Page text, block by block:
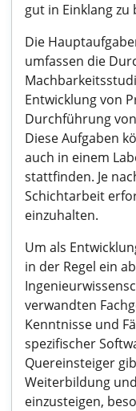
gut in Einklang zu
Die
umfassen die
Entwicklung von
Durchführung
Diese Aufgaben
auch in einem
stattfinden. Je
Schichtarbeit
einzuhalten.
Um als
in der Regel ein
verwandten
Kenntnisse und
spezifischer
Quereinsteiger
Weiterbildung
einzusteigen,